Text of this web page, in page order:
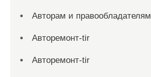
Авторам и правообладателям
Авторемонт-tir
Авторемонт-tir